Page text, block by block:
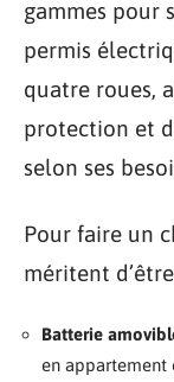
gammes pour
permis
quatre roues,
protection et
selon ses
Pour faire un
méritent
Batterie
en appartement